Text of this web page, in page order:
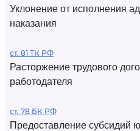
Уклонение от исполнения
наказания
ст. 81 ТК РФ
Расторжение трудового
работодателя
ст. 78 БК РФ
Предоставление субсидий